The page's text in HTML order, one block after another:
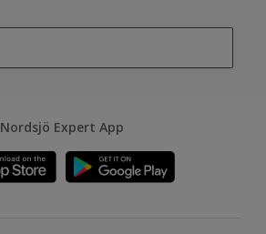
Nordsjö Expert App